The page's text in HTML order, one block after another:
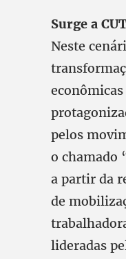
Surge a
Neste
pelos
o chamado
a partir da
de
lideradas